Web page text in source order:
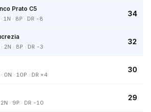
Prato C5
1N · 8P · DR -8
34
2N · 8P · DR -3
32
0N · 10P · DR +4
30
· 9P · DR -10
29